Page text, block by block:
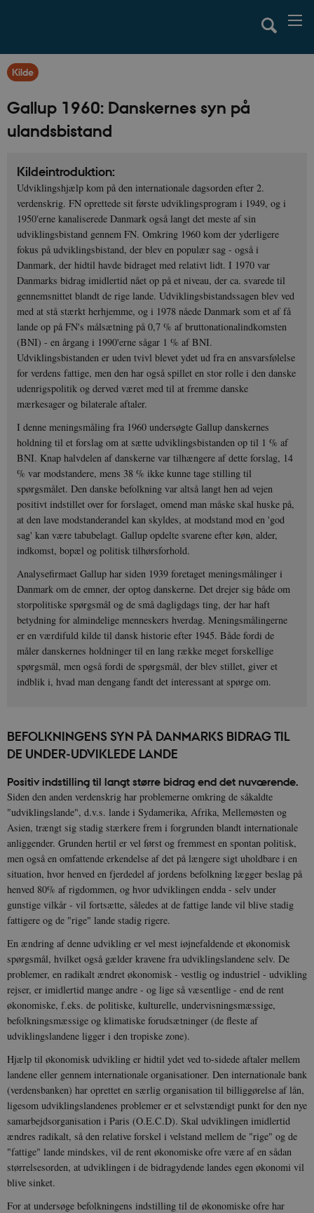
Kilde
Gallup 1960: Danskernes syn på
ulandsbistand
Kildeintroduktion:
Udviklingshjælp kom på den internationale dagsorden efter 2.
verdenskrig. FN oprettede sit første udviklingsprogram i 1949, og i
1950'erne kanaliserede Danmark også langt det meste af sin
udviklingsbistand gennem FN. Omkring 1960 kom der yderligere
fokus på udviklingsbistand, der blev en populær sag - også i
Danmark, der hidtil havde bidraget med relativt lidt. I 1970 var
Danmarks bidrag imidlertid nået op på et niveau, der ca. svarede til
gennemsnittet blandt de rige lande. Udviklingsbistandssagen blev ved
med at stå stærkt herhjemme, og i 1978 nåede Danmark som et af få
lande op på FN's målsætning på 0,7 % af bruttonationalindkomsten
(BNI) - en årgang i 1990'erne sågar 1 % af BNI.
Udviklingsbistanden er uden tvivl blevet ydet ud fra en ansvarsfølelse
for verdens fattige, men den har også spillet en stor rolle i den danske
udenrigspolitik og derved været med til at fremme danske
mærkesager og bilaterale aftaler.
I denne meningsmåling fra 1960 undersøgte Gallup danskernes
holdning til et forslag om at sætte udviklingsbistanden op til 1 % af
BNI. Knap halvdelen af danskerne var tilhængere af dette forslag, 14
% var modstandere, mens 38 % ikke kunne tage stilling til
spørgsmålet. Den danske befolkning var altså langt hen ad vejen
positivt indstillet over for forslaget, omend man måske skal huske på,
at den lave modstanderandel kan skyldes, at modstand mod en 'god
sag' kan være tabubelagt. Gallup opdelte svarene efter køn, alder,
indkomst, bopæl og politisk tilhørsforhold.
Analysefirmaet Gallup har siden 1939 foretaget meningsmålinger i
Danmark om de emner, der optog danskerne. Det drejer sig både om
storpolitiske spørgsmål og de små dagligdags ting, der har haft
betydning for almindelige menneskers hverdag. Meningsmålingerne
er en værdifuld kilde til dansk historie efter 1945. Både fordi de
måler danskernes holdninger til en lang række meget forskellige
spørgsmål, men også fordi de spørgsmål, der blev stillet, giver et
indblik i, hvad man dengang fandt det interessant at spørge om.
BEFOLKNINGENS SYN PÅ DANMARKS BIDRAG TIL
DE UNDER-UDVIKLEDE LANDE
Positiv indstilling til langt større bidrag end det nuværende.
Siden den anden verdenskrig har problemerne omkring de såkaldte
"udviklingslande", d.v.s. lande i Sydamerika, Afrika, Mellemøsten og
Asien, trængt sig stadig stærkere frem i forgrunden blandt internationale
anliggender. Grunden hertil er vel først og fremmest en spontan politisk,
men også en omfattende erkendelse af det på længere sigt uholdbare i en
situation, hvor henved en fjerdedel af jordens befolkning lægger beslag på
henved 80% af rigdommen, og hvor udviklingen endda - selv under
gunstige vilkår - vil fortsætte, således at de fattige lande vil blive stadig
fattigere og de "rige" lande stadig rigere.
En ændring af denne udvikling er vel mest iøjnefaldende et økonomisk
spørgsmål, hvilket også gælder kravene fra udviklingslandene selv. De
problemer, en radikalt ændret økonomisk - vestlig og industriel - udvikling
rejser, er imidlertid mange andre - og lige så væsentlige - end de rent
økonomiske, f.eks. de politiske, kulturelle, undervisningsmæssige,
befolkningsmæssige og klimatiske forudsætninger (de fleste af
udviklingslandene ligger i den tropiske zone).
Hjælp til økonomisk udvikling er hidtil ydet ved to-sidede aftaler mellem
landene eller gennem internationale organisationer. Den internationale bank
(verdensbanken) har oprettet en særlig organisation til billiggørelse af lån,
ligesom udviklingslandenes problemer er et selvstændigt punkt for den nye
samarbejdsorganisation i Paris (O.E.C.D). Skal udviklingen imidlertid
ændres radikalt, så den relative forskel i velstand mellem de "rige" og de
"fattige" lande mindskes, vil de rent økonomiske ofre være af en sådan
størrelsesorden, at udviklingen i de bidragydende landes egen økonomi vil
blive sinket.
For at undersøge befolkningens indstilling til de økonomiske ofre har